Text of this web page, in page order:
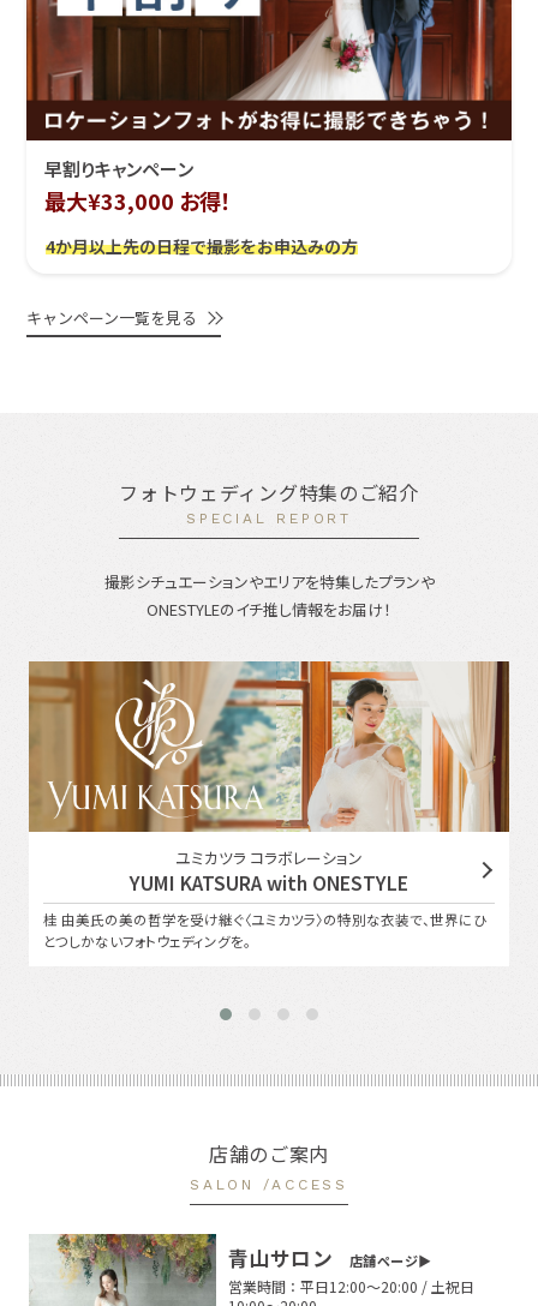
早割りキャンペーン
最大¥33,000 お得！
4か月以上先の日程で撮影をお申込みの方
キャンペーン一覧を見る
フォトウェディング特集のご紹介
SPECIAL REPORT
撮影シチュエーションやエリアを特集したプランや
ONESTYLEのイチ推し情報をお届け！
ユミカツラ コラボレーション
YUMI KATSURA with ONESTYLE
桂 由美氏の美の哲学を受け継ぐ〈ユミカツラ〉の特別な衣装で、世界にひ
とつしかないフォトウェディングを。
店舗のご案内
SALON /ACCESS
青山サロン 店舗ページ▶︎
営業時間： 平日12:00〜20:00 / 土祝日